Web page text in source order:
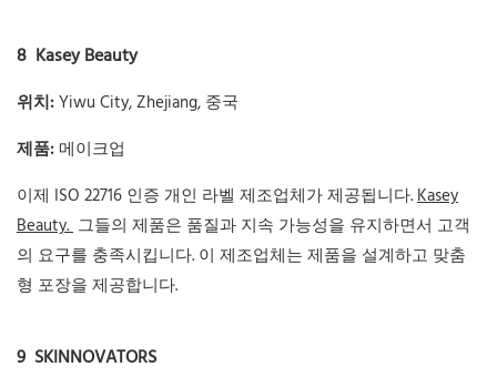
8 Kasey Beauty
위치:Yiwu City, Zhejiang, 중국
제품: 메이크업
이제 ISO 22716 인증 개인 라벨 제조업체가 제공됩니다.Kasey
Beauty. 그들의 제품은 품질과 지속 가능성을 유지하면서 고객
의 요구를 충족시킵니다. 이 제조업체는 제품을 설계하고 맞춤
형 포장을 제공합니다.
9 SKINNOVATORS